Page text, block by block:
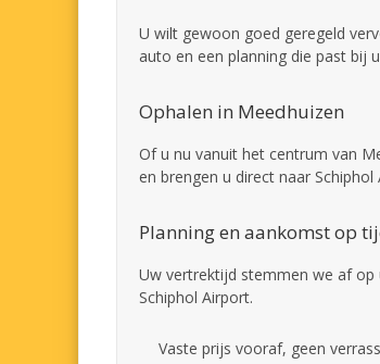
U wilt gewoon goed geregeld
auto en een planning die past bij
Ophalen in Meedhuizen
Of u nu vanuit het centrum van
en brengen u direct naar Schiphol
Planning en aankomst op
Uw vertrektijd stemmen we af op
Schiphol Airport.
Vaste prijs vooraf, geen